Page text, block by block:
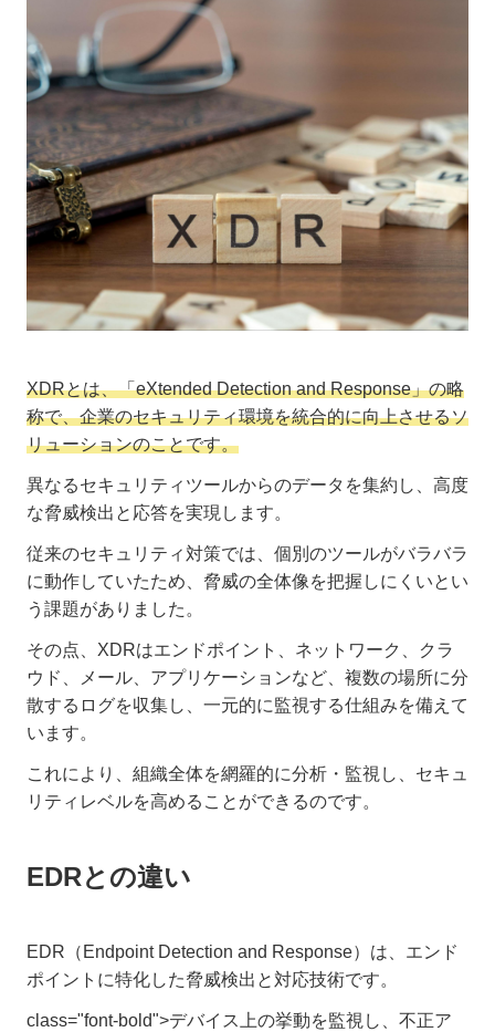
XDRとは、「eXtended Detection and Response」の略
称で、企業のセキュリティ環境を統合的に向上させるソ
リューションのことです。
異なるセキュリティツールからのデータを集約し、高度
な脅威検出と応答を実現します。
従来のセキュリティ対策では、個別のツールがバラバラ
に動作していたため、脅威の全体像を把握しにくいとい
う課題がありました。
その点、XDRはエンドポイント、ネットワーク、クラ
ウド、メール、アプリケーションなど、複数の場所に分
散するログを収集し、一元的に監視する仕組みを備えて
います。
これにより、組織全体を網羅的に分析・監視し、セキュ
リティレベルを高めることができるのです。
EDRとの違い
EDR（Endpoint Detection and Response）は、エンド
ポイントに特化した脅威検出と対応技術です。
class="font-bold">デバイス上の挙動を監視し、不正ア